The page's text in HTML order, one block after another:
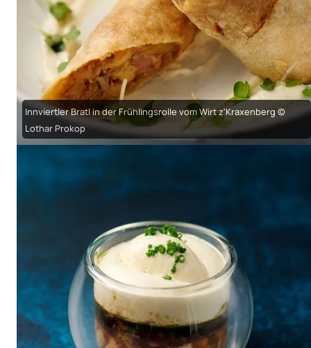
Innviertler Bratl in der Frühlingsrolle vom Wirt z'Kraxenberg ©
Lothar Prokop